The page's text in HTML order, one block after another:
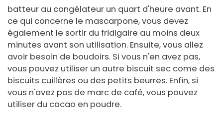
batteur au congélateur un quart d'heure avant. En
ce qui concerne le mascarpone, vous devez
également le sortir du fridigaire au moins deux
minutes avant son utilisation. Ensuite, vous allez
avoir besoin de boudoirs. Si vous n'en avez pas,
vous pouvez utiliser un autre biscuit sec come des
biscuits cuillères ou des petits beurres. Enfin, si
vous n'avez pas de marc de café, vous pouvez
utiliser du cacao en poudre.